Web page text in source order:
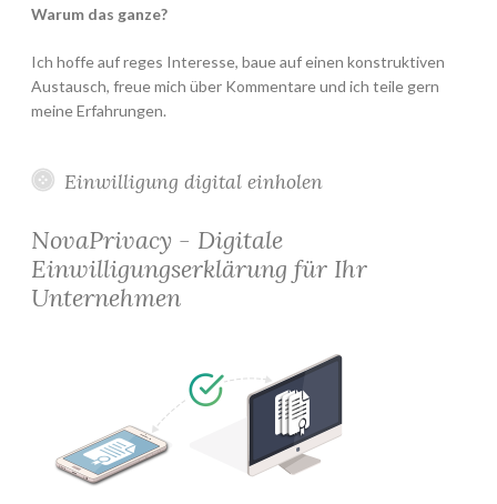
Warum das ganze?
Ich hoffe auf reges Interesse, baue auf einen konstruktiven
Austausch, freue mich über Kommentare und ich teile gern
meine Erfahrungen.
Einwilligung digital einholen
NovaPrivacy - Digitale
Einwilligungserklärung für Ihr
Unternehmen